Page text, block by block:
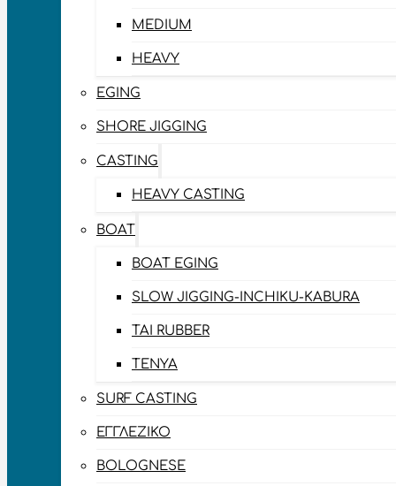
MEDIUM
HEAVY
EGING
SHORE JIGGING
CASTING
HEAVY CASTING
BOAT
BOAT EGING
SLOW JIGGING-INCHIKU-KABURA
TAI RUBBER
TENYA
SURF CASTING
ΕΓΓΛΈΖΙΚΟ
BOLOGNESE